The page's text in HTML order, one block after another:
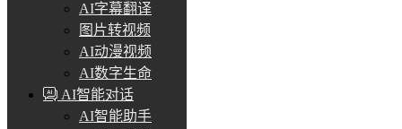
AI字幕翻译
图片转视频
AI动漫视频
AI数字生命
AI智能对话
AI智能助手